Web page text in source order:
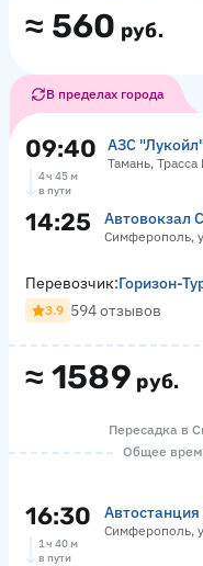
≈ 560 руб.
В пределах города
09:40 АЗС
Тамань,
4 ч 45 м
в пути
14:25 Автовокзал
Симферополь,
≈ 1589 руб.
Перевозчик:Горизон-
3.9 594 отзывов
Пересадка в
Общее
16:30 Симферополь,
1 ч 40 м
в пути